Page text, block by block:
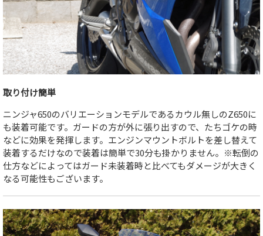
取り付け簡単
ニンジャ650のバリエーションモデルであるカウル無しのZ650に
も装着可能です。ガードの方が外に張り出すので、たちゴケの時
などに効果を発揮します。エンジンマウントボルトを差し替えて
装着するだけなので装着は簡単で30分も掛かりません。※転倒の
仕方などによってはガード未装着時と比べてもダメージが大きく
なる可能性もございます。